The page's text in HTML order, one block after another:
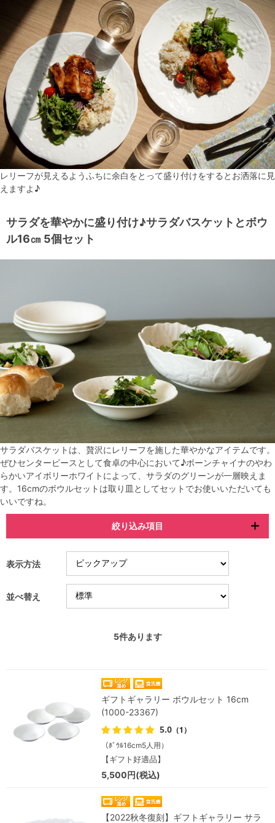
レリーフが見えるようふちに余白をとって盛り付けをするとお洒落に見
えますよ♪
サラダを華やかに盛り付け♪サラダバスケットとボウ
ル16㎝ 5個セット
サラダバスケットは、贅沢にレリーフを施した華やかなアイテムです。
ぜひセンターピースとして食卓の中心において♪ボーンチャイナのやわ
らかいアイボリーホワイトによって、サラダのグリーンが一層映えま
す。16cmのボウルセットは取り皿としてセットでお使いいただいても
いいですね。
絞り込み項目
表示方法
並べ替え
5件あります
ギフトギャラリー ボウルセット 16cm
(1000-23367)
5.0 （1）
（ﾎﾞｳﾙ16cm5人用）
【ギフト好適品】
5,500円(税込)
【2022秋冬復刻】ギフトギャラリー サラ